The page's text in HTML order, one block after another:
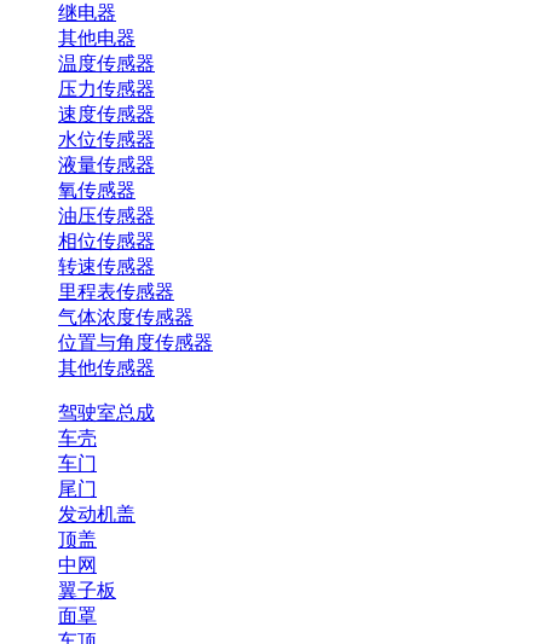
继电器
其他电器
温度传感器
压力传感器
速度传感器
水位传感器
液量传感器
氧传感器
油压传感器
相位传感器
转速传感器
里程表传感器
气体浓度传感器
位置与角度传感器
其他传感器
驾驶室总成
车壳
车门
尾门
发动机盖
顶盖
中网
翼子板
面罩